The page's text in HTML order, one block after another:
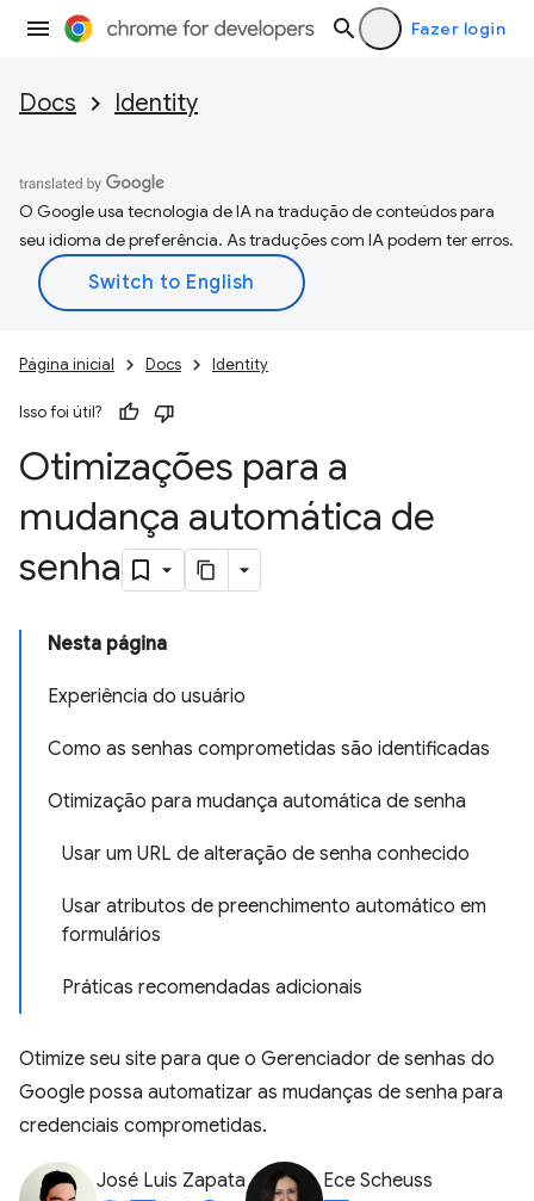
Fazer login
Docs Identity
O Google usa tecnologia de IA na tradução de conteúdos para
seu idioma de preferência. As traduções com IA podem ter erros.
Página inicial Docs Identity
Isso foi útil?
Otimizações para a
mudança automática de
senha
Nesta página
Experiência do usuário
Como as senhas comprometidas são identificadas
Otimização para mudança automática de senha
Usar um URL de alteração de senha conhecido
Usar atributos de preenchimento automático em
formulários
Práticas recomendadas adicionais
Otimize seu site para que o Gerenciador de senhas do
Google possa automatizar as mudanças de senha para
credenciais comprometidas.
José Luis Zapata Ece Scheuss